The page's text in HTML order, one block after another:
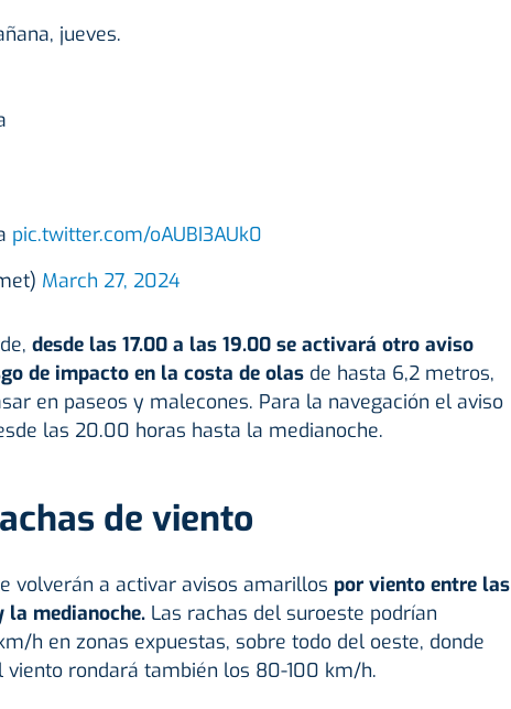
jueves.
pic.twitter.com/oAUBI3AUk0
March 27, 2024
desde las 17.00 a las 19.00 se activará otro aviso
de impacto en la costa de olasde hasta 6,2 metros,
en paseos y malecones. Para la navegación el aviso
las 20.00 horas hasta la medianoche.
de viento
volverán a activar avisos amarillos por viento entre las
medianoche.Las rachas del suroeste podrían
h en zonas expuestas, sobre todo del oeste, donde
viento rondará también los 80-100 km/h.